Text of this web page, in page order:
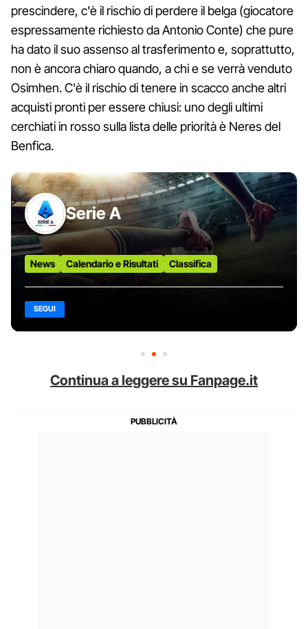
prescindere, c'è il rischio di perdere il belga (giocatore
espressamente richiesto da Antonio Conte) che pure
ha dato il suo assenso al trasferimento e, soprattutto,
non è ancora chiaro quando, a chi e se verrà venduto
Osimhen. C'è il rischio di tenere in scacco anche altri
acquisti pronti per essere chiusi: uno degli ultimi
cerchiati in rosso sulla lista delle priorità è Neres del
Benfica.
Serie A
News Calendario e Risultati Classifica
SEGUI
Continua a leggere su Fanpage.it